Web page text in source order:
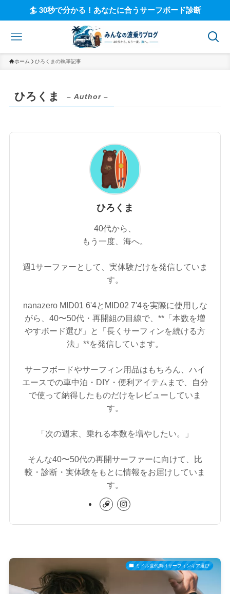
🏄 30秒で分かる！あなたに合うサーフボード診断
ホーム ひろくまの執筆記事
ひろくま – Author –
ひろくま
40代から、
もう一度、海へ。
週1サーファーとして、実体験だけを発信していま
す。
nanazero MID01 6'4とMID02 7'4を実際に使用しな
がら、40〜50代・再開組の目線で、**「本数を増
やすボード選び」と「長くサーフィンを続ける方
法」**を発信しています。
サーフボードやサーフィン用品はもちろん、ハイ
エースでの車中泊・DIY・便利アイテムまで、自分
で使って納得したものだけをレビューしていま
す。
「次の週末、乗れる本数を増やしたい。」
そんな40〜50代の再開サーファーに向けて、比
較・診断・実体験をもとに情報をお届けしていま
す。
ミドル世代向けサーフィンギア選び